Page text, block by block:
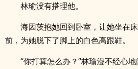
林瑜没有搭理他。
海因茨抱她回到卧室，让她坐在
前，为她脱下了脚上的白色高跟鞋。
“你打算怎么办？”林瑜漫不经心